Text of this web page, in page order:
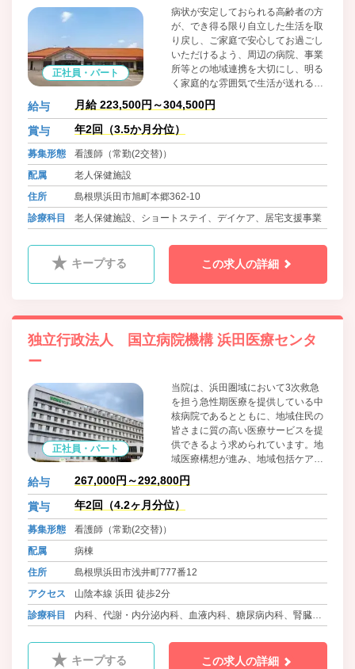
正社員・パート
病状が安定しておられる高齢者の方
が、でき得る限り自立した生活を取
り戻し、ご家庭で安心してお過ごし
いただけるよう、周辺の病院、事業
所等との地域連携を大切にし、明る
く家庭的な雰囲気で生活が送れるよ
うに医療・介護・リハビリテーショ
ンを通じて日常の生活支援を行って
おります。
給与 月給 223,500円～304,500円
賞与 年2回（3.5か月分位）
募集形態
看護師（常勤(2交替)）
配属
老人保健施設
住所
島根県浜田市旭町本郷362-10
診療科目
老人保健施設、ショートステイ、デイケア、居宅支援事業
キープする この求人の詳細
独立行政法人 国立病院機構 浜田医療センタ
ー
正社員・パート
当院は、浜田圏域において3次救急
を担う急性期医療を提供している中
核病院であるとともに、地域住民の
皆さまに質の高い医療サービスを提
供できるよう求められています。地
域医療構想が進み、地域包括ケアシ
ステムの構築が急がれている中で、
浜田圏域はますます高齢化が進んで
います。地域の実情を理解するとと
もに、個々の患者さんを尊重した心
給与 267,000円～292,800円
賞与 年2回（4.2ヶ月分位）
募集形態
看護師（常勤(2交替)）
配属
病棟
住所
島根県浜田市浅井町777番12
アクセス
山陰本線 浜田 徒歩2分
診療科目
内科、代謝・内分泌内科、血液内科、糖尿病内科、腎臓内
器内科、外科、整形外科、形成外科、脳神経外科、呼吸器
キープする この求人の詳細